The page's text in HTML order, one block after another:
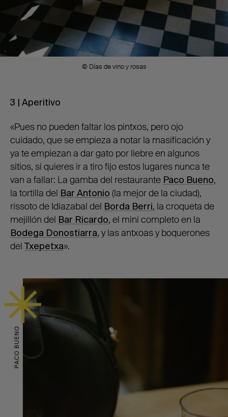
© Días de vino y rosas
3 | Aperitivo
«Pues no pueden faltar los pintxos, pero ojo
cuidado, que se empieza a notar la masificación y
ya te empiezan a dar gato por liebre en algunos
sitios, si quieres ir a tiro fijo estos lugares nunca te
van a fallar: La gamba del restaurante Paco Bueno,
la tortilla del Bar Antonio (la mejor de la ciudad),
rissoto de Idiazabal del Borda Berri, la croqueta de
mejillón del Bar Ricardo, el mini completo en la
Bodega Donostiarra, y las antxoas y boquerones
del Txepetxa».